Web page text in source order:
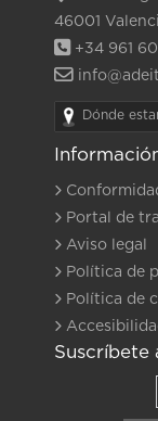
46001
+34 961
Dónde
Portal de
Aviso legal
Política de
Política de
Suscríbete